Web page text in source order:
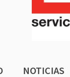
NOTICIAS